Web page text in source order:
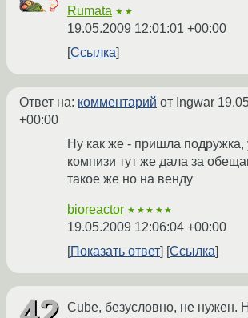
Rumata ★★
19.05.2009 12:01:01 +00:00
Ссылка
Ответ на: комментарий от Ingwar
+00:00
Ну как же - пришла подружка,
компизи тут же дала за
такое же но на венду
bioreactor ★★★★★
19.05.2009 12:06:04 +00:00
Показать ответ
Ссылка
Cube, безусловно, не нужен.